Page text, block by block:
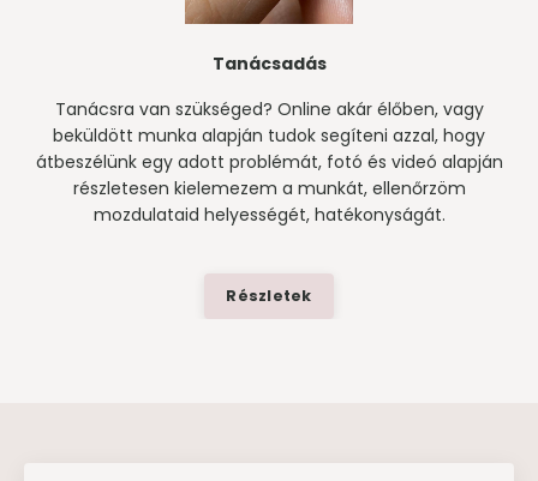
Tanácsadás
Tanácsra van szükséged? Online akár élőben, vagy
beküldött munka alapján tudok segíteni azzal, hogy
átbeszélünk egy adott problémát, fotó és videó alapján
részletesen kielemezem a munkát, ellenőrzöm
mozdulataid helyességét, hatékonyságát.
Részletek